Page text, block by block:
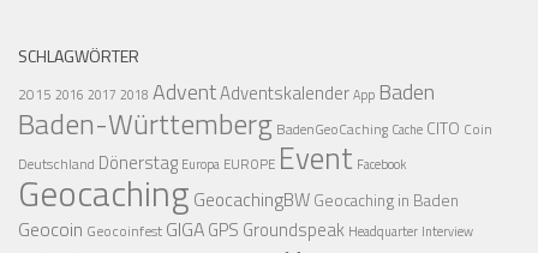
SCHLAGWÖRTER
2015 2016 2017 2018 AdventAdventskalenderApp Baden
Baden-Württemberg BadenGeoCaching Cache CITO Coin
Deutschland Dönerstag Europa EUROPE Event Facebook
Geocaching GeocachingBW Geocaching in Baden
Geocoin Geocoinfest GIGAGPS Groundspeak Headquarter Interview